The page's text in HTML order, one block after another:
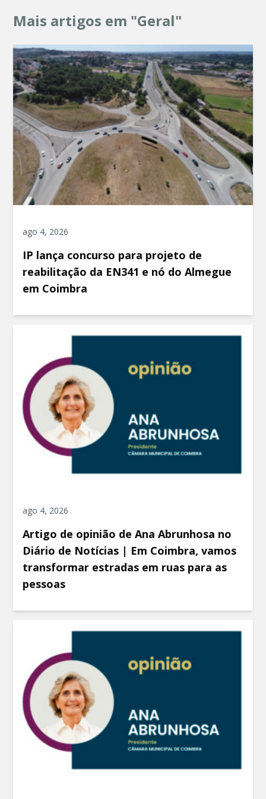
Mais artigos em "Geral"
ago 4, 2026
IP lança concurso para projeto de
reabilitação da EN341 e nó do Almegue
em Coimbra
ago 4, 2026
Artigo de opinião de Ana Abrunhosa no
Diário de Notícias | Em Coimbra, vamos
transformar estradas em ruas para as
pessoas